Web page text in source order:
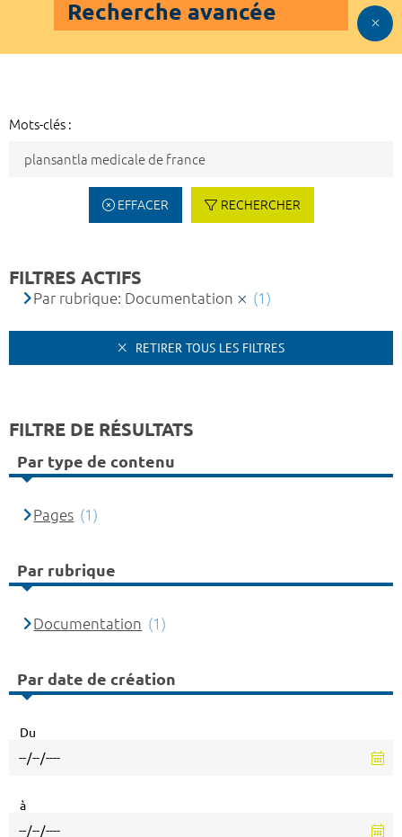
Recherche avancée
Mots-clés :
EFFACER RECHERCHER
FILTRES ACTIFS
Par rubrique: Documentation (1)
RETIRER TOUS LES FILTRES
FILTRE DE RÉSULTATS
Par type de contenu
Pages (1)
Par rubrique
Documentation (1)
Par date de création
Du
à